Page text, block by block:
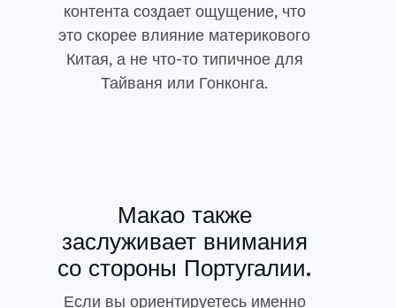
контента создает ощущение, что
это скорее влияние материкового
Китая, а не что-то типичное для
Тайваня или Гонконга.
Макао также
заслуживает внимания
со стороны Португалии.
Если вы ориентируетесь именно